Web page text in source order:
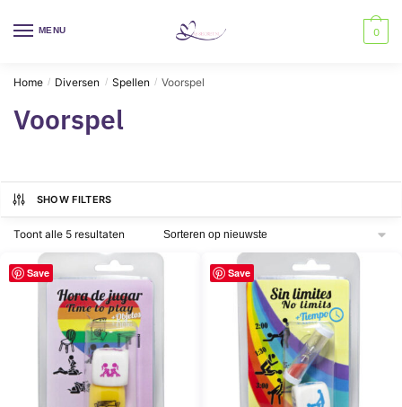
MENU 0
Home / Diversen / Spellen / Voorspel
Voorspel
SHOW FILTERS
Toont alle 5 resultaten Gesorteerd
op
nieuwste
Save Save